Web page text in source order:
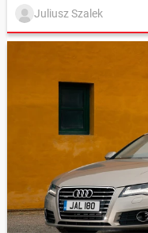
Juliusz Szalek